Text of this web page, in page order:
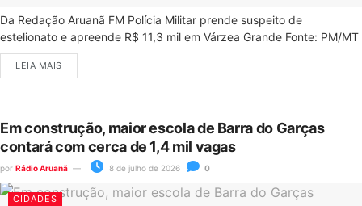
Da Redação Aruanã FM Polícia Militar prende suspeito de
estelionato e apreende R$ 11,3 mil em Várzea Grande Fonte: PM/MT
LEIA MAIS
Em construção, maior escola de Barra do Garças
contará com cerca de 1,4 mil vagas
por Rádio Aruanã 8 de julho de 2026 0
CIDADES